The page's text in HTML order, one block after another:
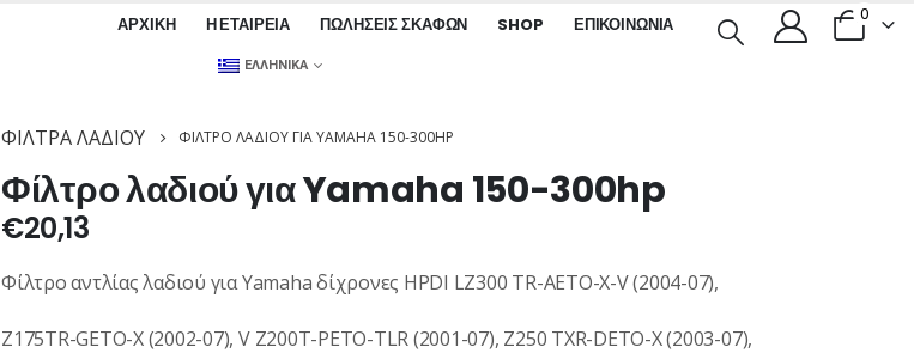
ΑΡΧΙΚΉ Η ΕΤΑΙΡΕΊΑ ΠΩΛΉΣΕΙΣ ΣΚΑΦΏΝ SHOP ΕΠΙΚΟΙΝΩΝΊΑ 0
ΕΛΛΗΝΙΚΆ
ΦΊΛΤΡΑ ΛΑΔΙΟΎ ΦΊΛΤΡΟ ΛΑΔΙΟΎ ΓΙΑ YAMAHA 150-300HP
Φίλτρο λαδιού για Yamaha 150-300hp
€20,13
Φίλτρο αντλίας λαδιού για Yamaha δίχρονες HPDI LZ300 TR-AETO-X-V (2004-07),
Z175TR-GETO-X (2002-07), V Z200T-PETO-TLR (2001-07), Z250 TXR-DETO-X (2003-07),